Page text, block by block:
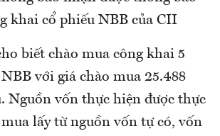
khai cổ phiếu NBB của CII
biết chào mua công khai 5
với giá chào mua 25.488
Nguồn vốn thực hiện được thực
lấy từ nguồn vốn tự có, vốn